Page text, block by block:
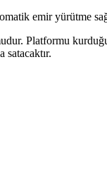
emir yürütme
Platformu